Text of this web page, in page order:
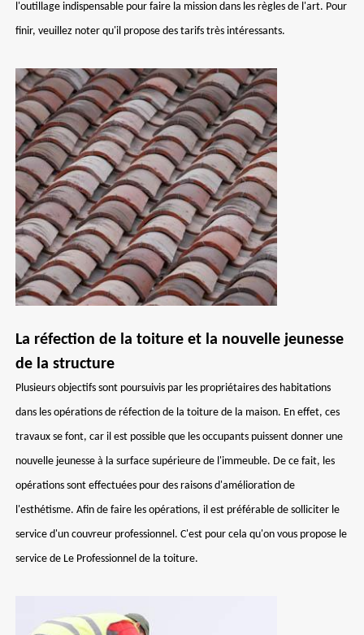
l'outillage indispensable pour faire la mission dans les règles de l'art. Pour
finir, veuillez noter qu'il propose des tarifs très intéressants.
La réfection de la toiture et la nouvelle jeunesse
de la structure
Plusieurs objectifs sont poursuivis par les propriétaires des habitations
dans les opérations de réfection de la toiture de la maison. En effet, ces
travaux se font, car il est possible que les occupants puissent donner une
nouvelle jeunesse à la surface supérieure de l'immeuble. De ce fait, les
opérations sont effectuées pour des raisons d'amélioration de
l'esthétisme. Afin de faire les opérations, il est préférable de solliciter le
service d'un couvreur professionnel. C'est pour cela qu'on vous propose le
service de Le Professionnel de la toiture.